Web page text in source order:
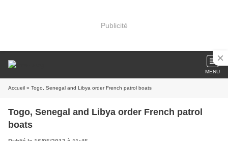
Publicité
MENU
Accueil » Togo, Senegal and Libya order French patrol boats
Togo, Senegal and Libya order French patrol
boats